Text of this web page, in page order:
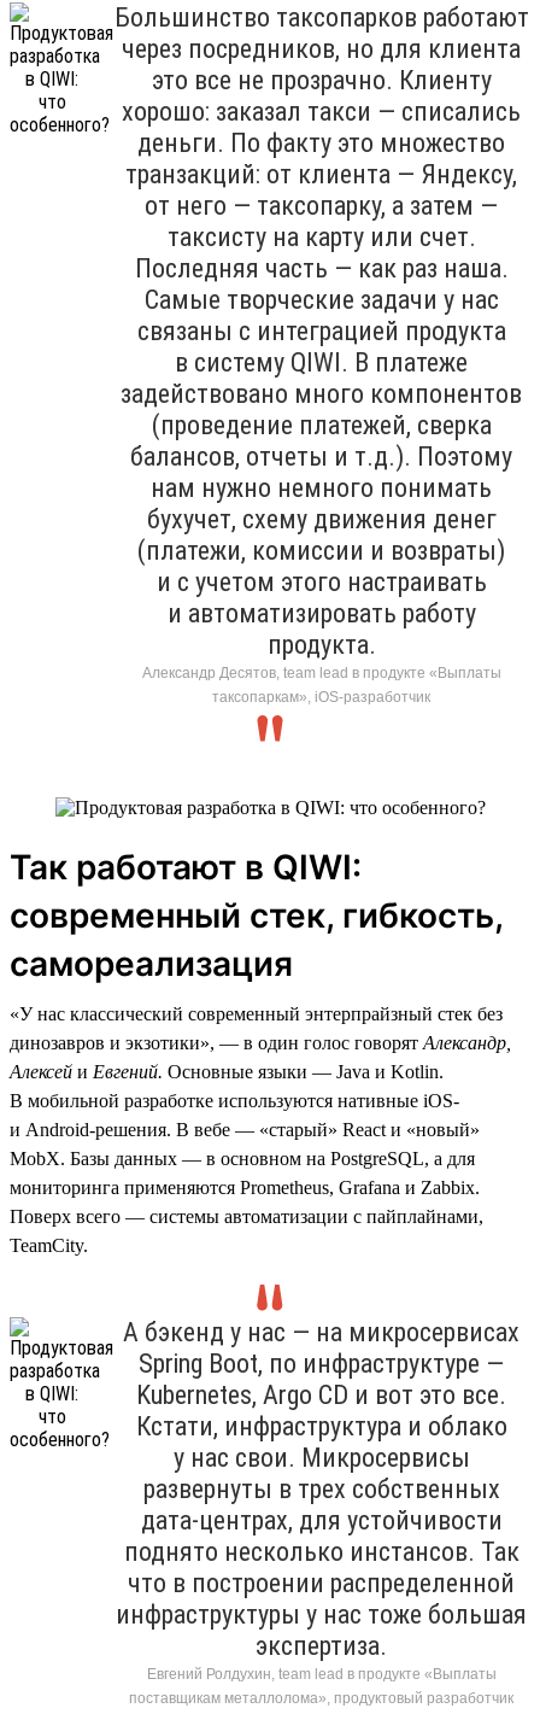
Большинство таксопарков работают
через посредников, но для клиента
это все не прозрачно. Клиенту
хорошо: заказал такси — списались
деньги. По факту это множество
транзакций: от клиента — Яндексу,
от него — таксопарку, а затем —
таксисту на карту или счет.
Последняя часть — как раз наша.
Самые творческие задачи у нас
связаны с интеграцией продукта
в систему QIWI. В платеже
задействовано много компонентов
(проведение платежей, сверка
балансов, отчеты и т.д.). Поэтому
нам нужно немного понимать
бухучет, схему движения денег
(платежи, комиссии и возвраты)
и с учетом этого настраивать
и автоматизировать работу
продукта.
Александр Десятов, team lead в продукте «Выплаты
таксопаркам», iOS-разработчик
Так работают в QIWI:
современный стек, гибкость,
самореализация
«У нас классический современный энтерпрайзный стек без
динозавров и экзотики», — в один голос говорят Александр,
Алексей и Евгений. Основные языки — Java и Kotlin.
В мобильной разработке используются нативные iOS-
и Android-решения. В вебе — «старый» React и «новый»
MobX. Базы данных — в основном на PostgreSQL, а для
мониторинга применяются Prometheus, Grafana и Zabbix.
Поверх всего — системы автоматизации с пайплайнами,
TeamCity.
А бэкенд у нас — на микросервисах
Spring Boot, по инфраструктуре —
Kubernetes, Argo CD и вот это все.
Кстати, инфраструктура и облако
у нас свои. Микросервисы
развернуты в трех собственных
дата-центрах, для устойчивости
поднято несколько инстансов. Так
что в построении распределенной
инфраструктуры у нас тоже большая
экспертиза.
Евгений Ролдухин, team lead в продукте «Выплаты
поставщикам металлолома», продуктовый разработчик